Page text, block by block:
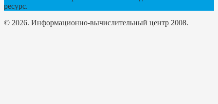
ресурс.
© 2026. Информационно-вычислительный центр 2008.